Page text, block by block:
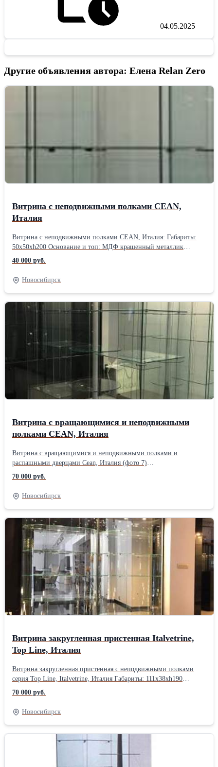
04.05.2025
Другие объявления автора: Елена Relan Zero
Витрина с неподвижными полками CEAN,
Италия
Витрина с неподвижными полками CEAN, Италия: Габариты:
50x50xh200 Основание и топ: МДФ крашенный металлик
Подсветка: 1 светодиодная лампочка Количество полок: 5
Расстояние м/у полками: 30 см Напольные колесики Дверца
распашная с замком 90 кг В наличии 1 шт.
Самовывоз.Производитель: Italvetrine, Италия
40 000 руб.
Новосибирск
Витрина с вращающимися и неподвижными
полками CEAN, Италия
Витрина с вращающимися и неподвижными полками и
распашными дверцами Cean, Италия (фото 7)
Габариты:150x50xh200 Основание и топ: Внутренняя часть
основания: Подсветка: 4 светодиодных лампочки Количество
полок: 4/5 Расстояние м/у полками: Количество напольных
колесиков: Дверца с замком Вес: 210 кг Количество в наличии:
2 шт. Cтоимость указана одной витрины.
70 000 руб.
Новосибирск
Витрина закругленная пристенная Italvetrine,
Top Line, Италия
Витрина закругленная пристенная с неподвижными полками
серия Top Line, Italvetrine, Италия Габариты: 111x38xh190
Встроенная светодиодная подсветка Вентилятор Зеркальная
задняя стенка Дверь с замком Кол-во в наличии - 2
шт.Производитель: Italvetrine, Италия Тип: Пристенные
70 000 руб.
Новосибирск